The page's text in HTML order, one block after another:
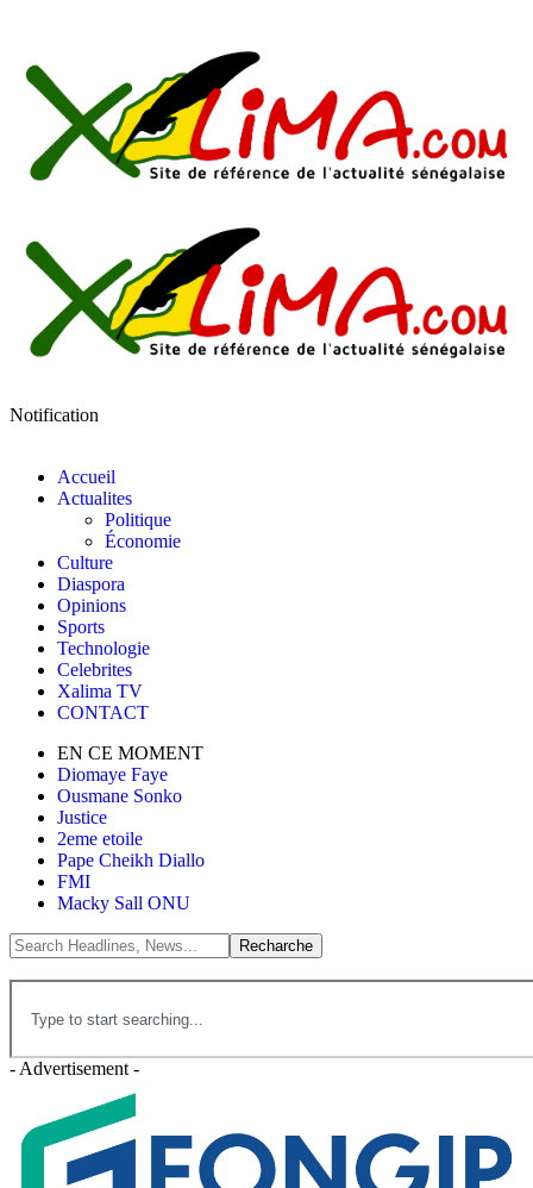
Notification
Accueil
Actualites
Politique
Économie
Culture
Diaspora
Opinions
Sports
Technologie
Celebrites
Xalima TV
CONTACT
EN CE MOMENT
Diomaye Faye
Ousmane Sonko
Justice
2eme etoile
Pape Cheikh Diallo
FMI
Macky Sall ONU
- Advertisement -